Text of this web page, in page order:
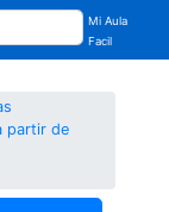
Mi Aula
Facil
partir de